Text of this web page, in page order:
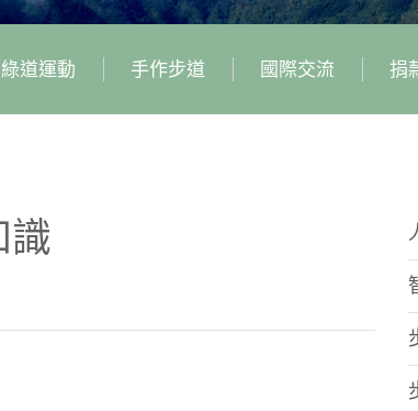
綠道運動 手作步道 國際交流 捐
識